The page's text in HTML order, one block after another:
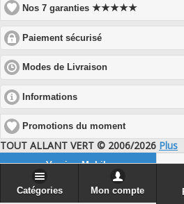
Nos 7 garanties★★★★★
Paiement sécurisé
to
expand
Modes de Livraison
to
contents
Informations
to
expand
Promotions du moment
TOUT ALLANT VERT © 2006/2026 Plus
Version Mobile
Catégories Mon compte